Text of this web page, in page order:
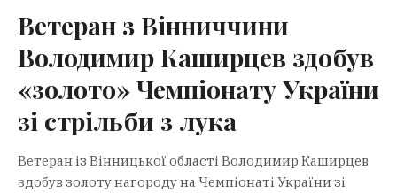
Ветеран з Вінниччини
Володимир Каширцев здобув
«золото» Чемпіонату України
зі стрільби з лука
Ветеран із Вінницької області Володимир Каширцев
здобув золоту нагороду на Чемпіонаті України зі